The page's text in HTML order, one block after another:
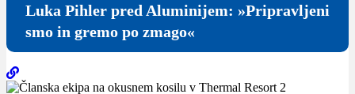
Luka Pihler pred Aluminijem: »Pripravljeni
smo in gremo po zmago«